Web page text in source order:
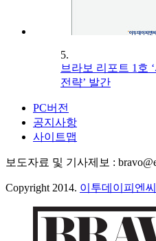
5.
브라보 리포트 1호
전략’ 발간
PC버전
공지사항
사이트맵
보도자료 및 기사제보 :
Copyright 2014. 이투데이피엔씨